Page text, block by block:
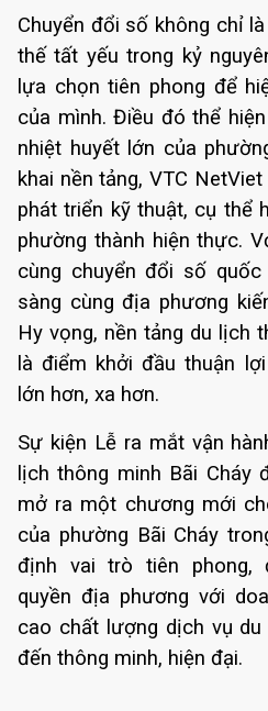
Chuyển đổi số không chỉ
thế tất yếu trong kỷ
lựa chọn tiên phong để
của mình. Điều đó thể
nhiệt huyết lớn của
khai nền tảng, VTC
phát triển kỹ thuật, cụ thể
phường thành hiện thực.
cùng chuyển đổi số
sàng cùng địa phương
Hy vọng, nền tảng du lịch
là điểm khởi đầu thuận
lớn hơn, xa hơn.
Sự kiện Lễ ra mắt vận
lịch thông minh Bãi Cháy
mở ra một chương mới
của phường Bãi Cháy
định vai trò tiên phong,
quyền địa phương với
cao chất lượng dịch vụ
đến thông minh, hiện đại.